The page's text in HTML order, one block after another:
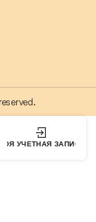
МОЯ УЧЕТНАЯ ЗАПИСЬ